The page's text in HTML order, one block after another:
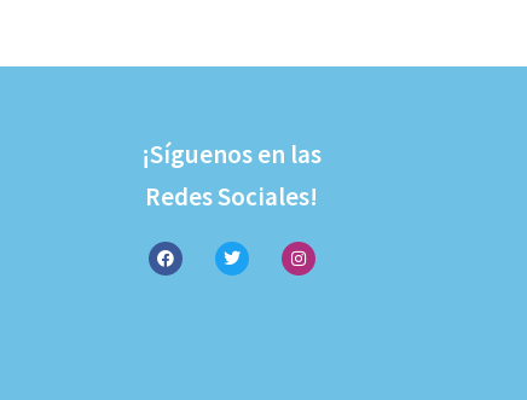
¡Síguenos en las
Redes Sociales!